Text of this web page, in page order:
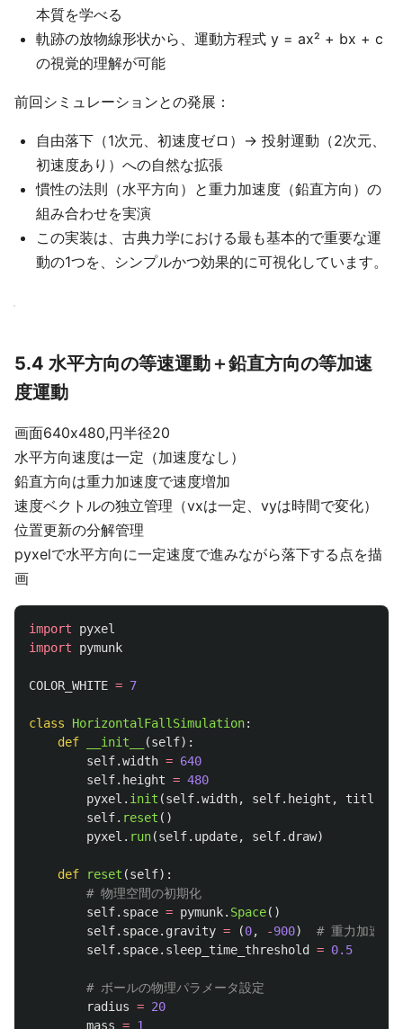
本質を学べる
軌跡の放物線形状から、運動方程式 y = ax² + bx + c
の視覚的理解が可能
前回シミュレーションとの発展：
自由落下（1次元、初速度ゼロ）→ 投射運動（2次元、
初速度あり）への自然な拡張
慣性の法則（水平方向）と重力加速度（鉛直方向）の
組み合わせを実演
この実装は、古典力学における最も基本的で重要な運
動の1つを、シンプルかつ効果的に可視化しています。
5.4 水平方向の等速運動＋鉛直方向の等加速
度運動
画面640x480,円半径20
水平方向速度は一定（加速度なし）
鉛直方向は重力加速度で速度増加
速度ベクトルの独立管理（vxは一定、vyは時間で変化）
位置更新の分解管理
pyxelで水平方向に一定速度で進みながら落下する点を描
画
import
pyxel
import
pymunk
COLOR_WHITE = 7
class HorizontalFallSimulation:
def
__init__ (self):
self.width = 640
self. height = 480
pyxel . init (self.width, self. height , title
self. reset ()
pyxel . run(self. update, self. draw)
def reset (self):
self. space = pymunk. Space()
self. space. gravity = (0, -900)
self. space. sleep_time_threshold = 0.5
radius = 20
mass = 1